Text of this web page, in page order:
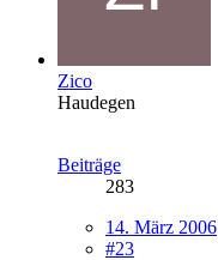
Zico
Haudegen
Beiträge
283
14. März 2006
#23